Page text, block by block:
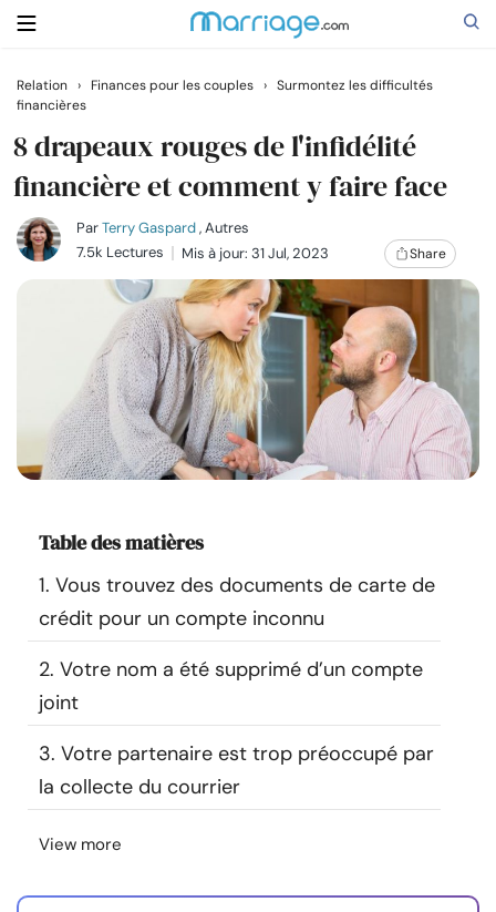
Rechercher
Se marier
Relations
Cours
Communauté
Trouver un thérapeute
Langue
À propos de nous Contact Écrivez pour nous
Relation › Finances pour les couples › Surmontez les difficultés
financières
8 drapeaux rouges de l'infidélité
financière et comment y faire face
ParTerry Gaspard, Autres
7.5k Lectures
Mis à jour: 31 Jul, 2023 Share
Table des matières
1. Vous trouvez des documents de carte de
crédit pour un compte inconnu
2. Votre nom a été supprimé d’un compte
joint
3. Votre partenaire est trop préoccupé par
la collecte du courrier
View more